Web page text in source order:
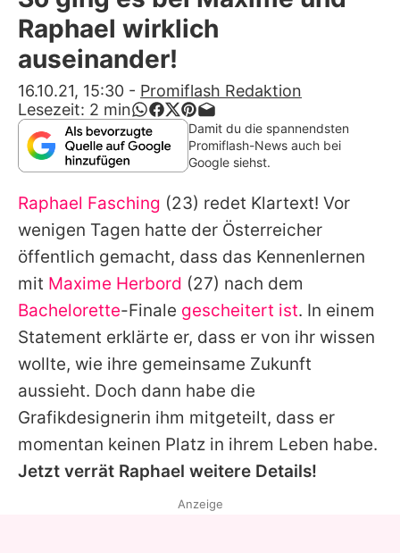
Alle Themen auf Promiflash
App runterladen
Team
Redaktionelle Richtlinien
Impressum
Datenschutzerklärung
Nutzungsbedingungen
Utiq verwalten
Raphael wirklich
auseinander!
16.10.21, 15:30 - Promiflash Redaktion
Lesezeit: 2 min
Damit du die spannendsten
Promiflash-News auch bei
Google siehst.
Raphael Fasching (23) redet Klartext! Vor
wenigen Tagen hatte der Österreicher
öffentlich gemacht, dass das Kennenlernen
mit Maxime Herbord (27) nach dem
Bachelorette-Finale gescheitert ist. In einem
Statement erklärte er, dass er von ihr wissen
wollte, wie ihre gemeinsame Zukunft
aussieht. Doch dann habe die
Grafikdesignerin ihm mitgeteilt, dass er
momentan keinen Platz in ihrem Leben habe.
Jetzt verrät Raphael weitere Details!
Anzeige